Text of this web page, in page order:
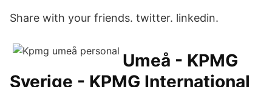
Share with your friends. twitter. linkedin.
Umeå - KPMG
Sverige - KPMG International